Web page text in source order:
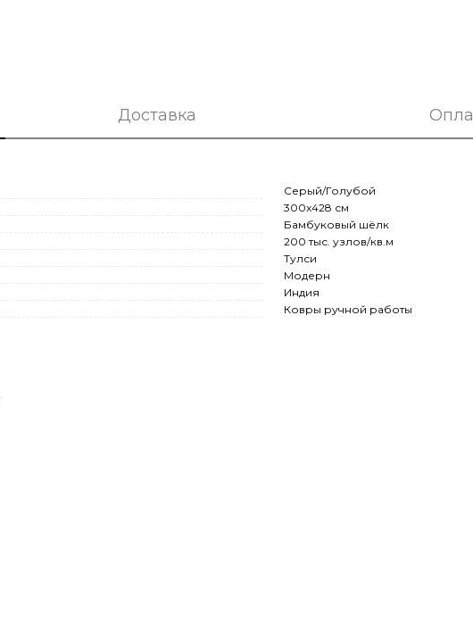
Доставка
Серый/Голубой
300x428 см
Бамбуковый шёлк
200 тыс. узлов/кв.м
Тулси
Модерн
Индия
Ковры ручной работы